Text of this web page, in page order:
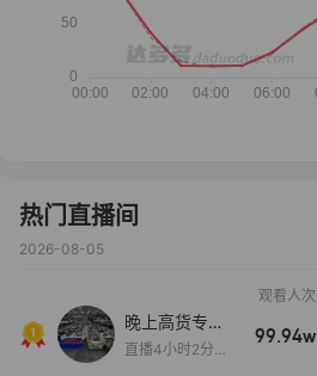
热门直播间
2026-08-05
观看人次
晚上高货专场
大放漏
直播4小时2分5
99.94w